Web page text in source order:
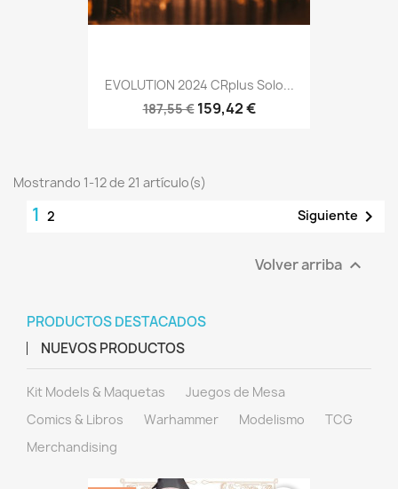
EVOLUTION 2024 CRplus Solo...
187,55 € 159,42 €
Mostrando 1-12 de 21 artículo(s)
1 2 Siguiente 
Volver arriba 
PRODUCTOS DESTACADOS
NUEVOS PRODUCTOS
Kit Models & Maquetas
Juegos de Mesa
Comics & Libros
Warhammer Modelismo
TCG
Merchandising